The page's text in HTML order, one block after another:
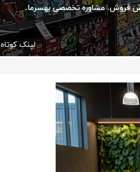
فروش. مشاوره تخصصی بهسرما.
لینک کوتاه